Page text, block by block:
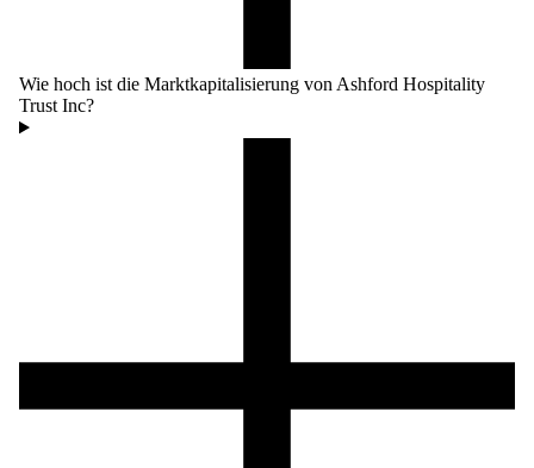
Wie hoch ist die Marktkapitalisierung von Ashford Hospitality
Trust Inc?